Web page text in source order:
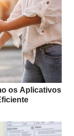
os Aplicativos